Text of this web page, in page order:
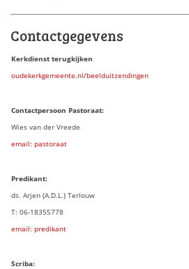
Contactgegevens
Kerkdienst terugkijken
oudekerkgemeente.nl/beelduitzendingen
Contactpersoon Pastoraat:
Wies van der Vreede
email: pastoraat
Predikant:
ds. Arjen (A.D.L.) Terlouw
T: 06-18355778
email: predikant
Scriba: